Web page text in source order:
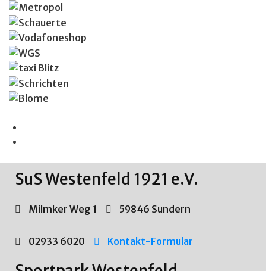
SuS Westenfeld 1921 e.V.
Milmker Weg 1 59846 Sundern
02933 6020 Kontakt-Formular